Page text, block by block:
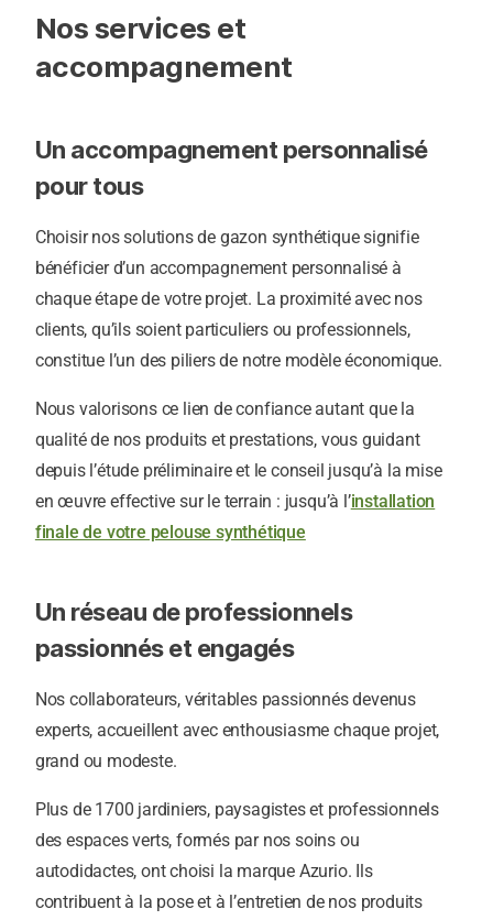
Nos services et
accompagnement
Un accompagnement personnalisé
pour tous
Choisir nos solutions de gazon synthétique signifie
bénéficier d’un accompagnement personnalisé à
chaque étape de votre projet. La proximité avec nos
clients, qu’ils soient particuliers ou professionnels,
constitue l’un des piliers de notre modèle économique.
Nous valorisons ce lien de confiance autant que la
qualité de nos produits et prestations, vous guidant
depuis l’étude préliminaire et le conseil jusqu’à la mise
en œuvre effective sur le terrain : jusqu’à l’installation
finale de votre pelouse synthétique
Un réseau de professionnels
passionnés et engagés
Nos collaborateurs, véritables passionnés devenus
experts, accueillent avec enthousiasme chaque projet,
grand ou modeste.
Plus de 1700 jardiniers, paysagistes et professionnels
des espaces verts, formés par nos soins ou
autodidactes, ont choisi la marque Azurio. Ils
contribuent à la pose et à l’entretien de nos produits